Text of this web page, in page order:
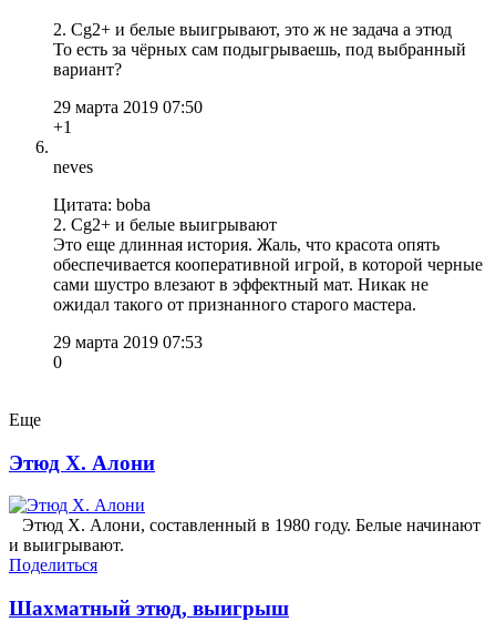
2. Сg2+ и белые выигрывают, это ж не задача а этюд
То есть за чёрных сам подыгрываешь, под выбранный
вариант?
29 марта 2019 07:50
+1
neves
Цитата: boba
2. Сg2+ и белые выигрывают
Это еще длинная история. Жаль, что красота опять
обеспечивается кооперативной игрой, в которой черные
сами шустро влезают в эффектный мат. Никак не
ожидал такого от признанного старого мастера.
29 марта 2019 07:53
0
Еще
Этюд Х. Алони
Этюд Х. Алони, составленный в 1980 году. Белые начинают
и выигрывают.
Поделиться
Шахматный этюд, выигрыш